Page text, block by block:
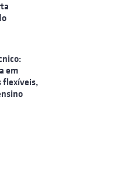
em
flexíveis,